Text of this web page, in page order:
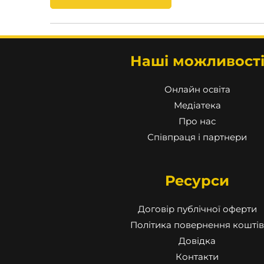
Наші можливості
Онлайн освіта
Медіатека
Про нас
Співпраця і партнери
Ресурси
Договір публічної оферти
Політика повернення коштів
Довідка
Контакти